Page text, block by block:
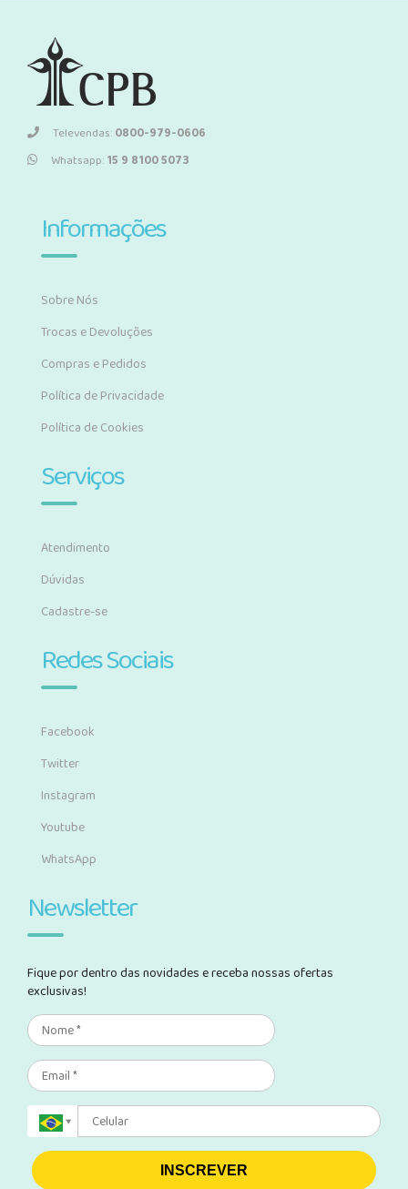
Televendas:0800-979-0606
Whatsapp:15 9 8100 5073
Informações
Sobre Nós
Trocas e Devoluções
Compras e Pedidos
Política de Privacidade
Política de Cookies
Serviços
Atendimento
Dúvidas
Cadastre-se
Redes Sociais
Facebook
Twitter
Instagram
Youtube
WhatsApp
Newsletter
Fique por dentro das novidades e receba nossas ofertas
exclusivas!
INSCREVER